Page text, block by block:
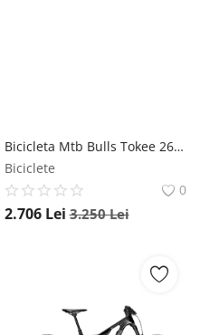
Bicicleta Mtb Bulls Tokee 26 Disc - 26 Inch, 3XS, Rosu Bulls
Biciclete
0
2.706 Lei 3.250Lei